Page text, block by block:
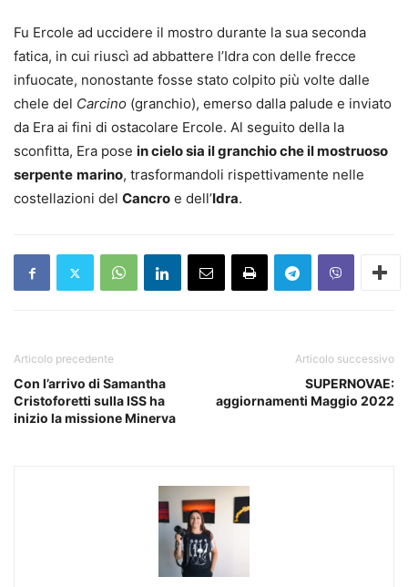
Fu Ercole ad uccidere il mostro durante la sua seconda
fatica, in cui riuscì ad abbattere l’Idra con delle frecce
infuocate, nonostante fosse stato colpito più volte dalle
chele del Carcino (granchio), emerso dalla palude e inviato
da Era ai fini di ostacolare Ercole. Al seguito della la
sconfitta, Era pose in cielo sia il granchio che il mostruoso
serpente marino, trasformandoli rispettivamente nelle
costellazioni del Cancro e dell’Idra.
Articolo precedente
Con l’arrivo di Samantha
Cristoforetti sulla ISS ha
inizio la missione Minerva
Articolo successivo
SUPERNOVAE:
aggiornamenti Maggio 2022